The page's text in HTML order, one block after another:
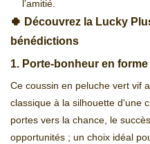
l’amitié.
🍀 Découvrez la Lucky
bénédictions
1. Porte-bonheur en
Ce coussin en peluche vert vif
classique à la silhouette d'une
portes vers la chance, le
opportunités ; un choix idéal